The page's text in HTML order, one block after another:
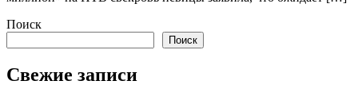
Поиск
Поиск
Свежие записи